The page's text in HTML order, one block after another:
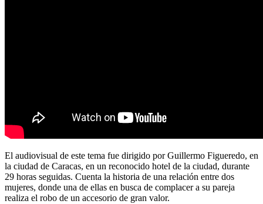
El audiovisual de este tema fue dirigido por Guillermo Figueredo, en
la ciudad de Caracas, en un reconocido hotel de la ciudad, durante
29 horas seguidas. Cuenta la historia de una relación entre dos
mujeres, donde una de ellas en busca de complacer a su pareja
realiza el robo de un accesorio de gran valor.